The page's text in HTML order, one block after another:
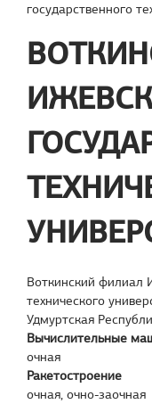
государственного
Воткинский филиал
технического
Удмуртская
Вычислительные
очная
Ракетостроение
очная, очно-заочная